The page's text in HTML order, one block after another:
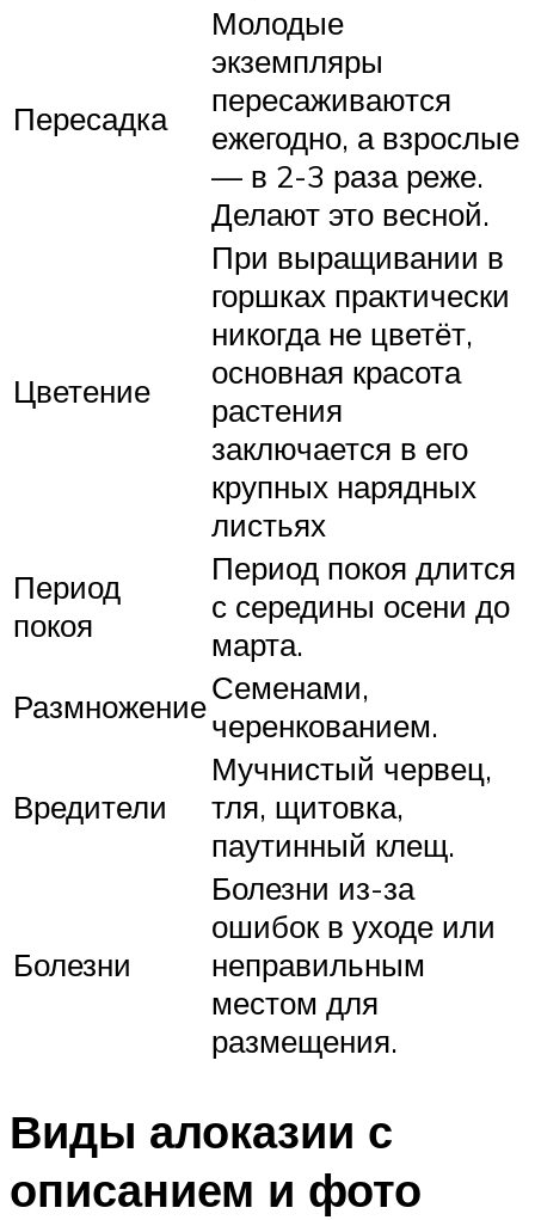
Пересадка
Молодые
экземпляры
пересаживаются
ежегодно, а взрослые
— в 2-3 раза реже.
Делают это весной.
Цветение
При выращивании в
горшках практически
никогда не цветёт,
основная красота
растения
заключается в его
крупных нарядных
листьях
Период
покоя
Период покоя длится
с середины осени до
марта.
РазмножениеСеменами,
черенкованием.
Вредители
Мучнистый червец,
тля, щитовка,
паутинный клещ.
Болезни
Болезни из-за
ошибок в уходе или
неправильным
местом для
размещения.
Виды алоказии с
описанием и фото